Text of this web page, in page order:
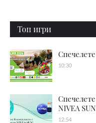
Топ игри
10:30
NIVEA SUN
12:54